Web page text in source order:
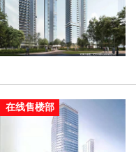
在线售楼部